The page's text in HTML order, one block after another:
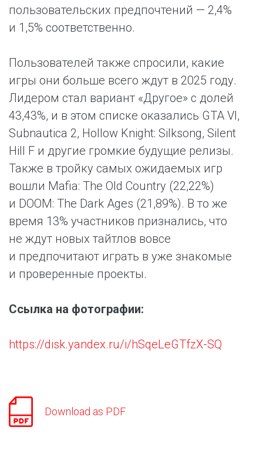
пользовательских предпочтений — 2,4%
и 1,5% соответственно.
Пользователей также спросили, какие
игры они больше всего ждут в 2025 году.
Лидером стал вариант «Другое» с долей
43,43%, и в этом списке оказались GTA VI,
Subnautica 2, Hollow Knight: Silksong, Silent
Hill F и другие громкие будущие релизы.
Также в тройку самых ожидаемых игр
вошли Mafia: The Old Country (22,22%)
и DOOM: The Dark Ages (21,89%). В то же
время 13% участников признались, что
не ждут новых тайтлов вовсе
и предпочитают играть в уже знакомые
и проверенные проекты.
Ссылка на фотографии:
https://disk.yandex.ru/i/hSqeLeGTfzX-SQ
Download as PDF